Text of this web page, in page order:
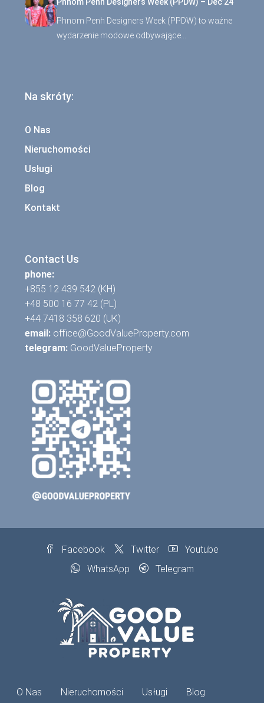
Phnom Penh Designers Week (PPDW) to ważne
wydarzenie modowe odbywające…
Na skróty:
O Nas
Nieruchomości
Usługi
Blog
Kontakt
Contact Us
phone:
+855 12 439 542 (KH)
+48 500 16 77 42 (PL)
+44 7418 358 620 (UK)
email: office@GoodValueProperty.com
telegram: GoodValueProperty
Facebook Twitter
Youtube
WhatsApp
Telegram
O Nas Nieruchomości Usługi Blog